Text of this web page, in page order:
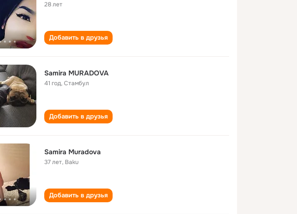
28 лет
Добавить в друзья
Samira MURADOVA
41 год,Стамбул
Добавить в друзья
Samira Muradova
37 лет, Baku
Добавить в друзья